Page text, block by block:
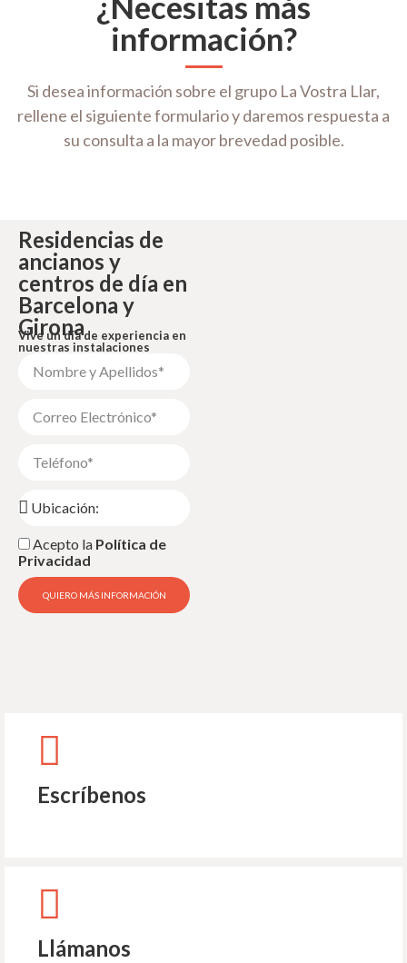
información?
Si desea información sobre el grupo La Vostra Llar,
rellene el siguiente formulario y daremos respuesta a
su consulta a la mayor brevedad posible.
Residencias de
ancianos y
centros de día en
Barcelona y
Girona
Vive un día de experiencia en
nuestras instalaciones
Acepto la Política de
Privacidad
QUIERO MÁS INFORMACIÓN
Escríbenos
Llámanos